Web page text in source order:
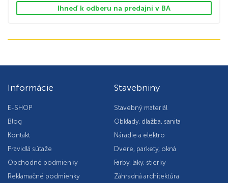
Ihneď k odberu na predajni v BA
Informácie
E-SHOP
Blog
Kontakt
Pravidlá súťaže
Obchodné podmienky
Reklamačné podmienky
Stavebniny
Stavebný materiál
Obklady, dlažba, sanita
Náradie a elektro
Dvere, parkety, okná
Farby, laky, stierky
Záhradná architektúra